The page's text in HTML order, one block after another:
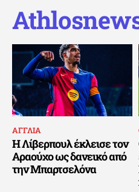
ΑΓΓΛΙΑ
Η Λίβερπουλ έκλεισε τον
Αραούχο ως δανεικό από
την Μπαρτσελόνα